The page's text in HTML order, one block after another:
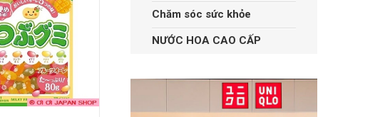
Chăm sóc sức khỏe
NƯỚC HOA CAO CẤP